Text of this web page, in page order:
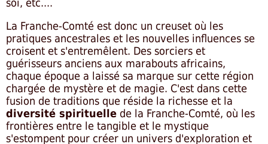
soi, etc....
La Franche-Comté est donc un creuset où les
pratiques ancestrales et les nouvelles influences se
croisent et s'entremêlent. Des sorciers et
guérisseurs anciens aux marabouts africains,
chaque époque a laissé sa marque sur cette région
chargée de mystère et de magie. C'est dans cette
fusion de traditions que réside la richesse et la
diversité spirituelle de la Franche-Comté, où les
frontières entre le tangible et le mystique
s'estompent pour créer un univers d'exploration et